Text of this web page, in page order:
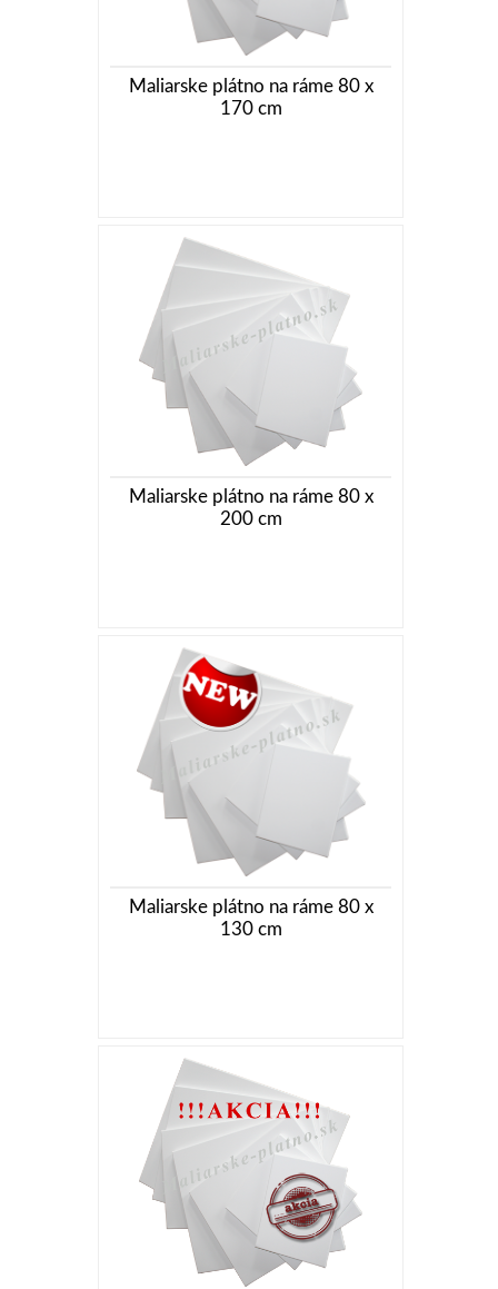
Maliarske plátno na ráme 80 x
170 cm
Maliarske plátno na ráme 80 x
200 cm
Maliarske plátno na ráme 80 x
130 cm